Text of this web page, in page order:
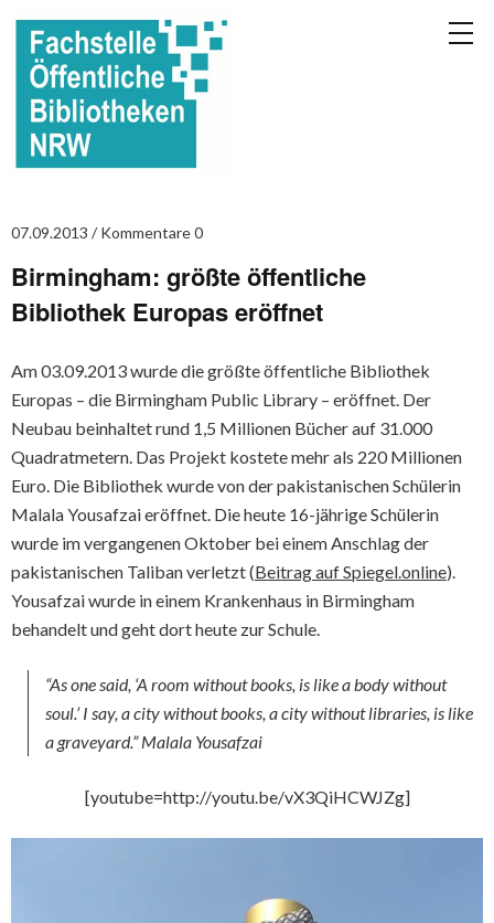
07.09.2013 Kommentare 0
Birmingham: größte öffentliche
Bibliothek Europas eröffnet
Am 03.09.2013 wurde die größte öffentliche Bibliothek
Europas – die Birmingham Public Library – eröffnet. Der
Neubau beinhaltet rund 1,5 Millionen Bücher auf 31.000
Quadratmetern. Das Projekt kostete mehr als 220 Millionen
Euro. Die Bibliothek wurde von der pakistanischen Schülerin
Malala Yousafzai eröffnet. Die heute 16-jährige Schülerin
wurde im vergangenen Oktober bei einem Anschlag der
pakistanischen Taliban verletzt (Beitrag auf Spiegel.online).
Yousafzai wurde in einem Krankenhaus in Birmingham
behandelt und geht dort heute zur Schule.
“As one said, ‘A room without books, is like a body without
soul.’ I say, a city without books, a city without libraries, is like
a graveyard.” Malala Yousafzai
[youtube=http://youtu.be/vX3QiHCWJZg]